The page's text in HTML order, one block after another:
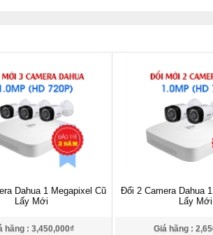
Dahua 1 Megapixel Cũ
Lấy Mới
hãng : 3,450,000₫
Đổi 2 Camera Dahua
Lấy Mới
Giá hãng :